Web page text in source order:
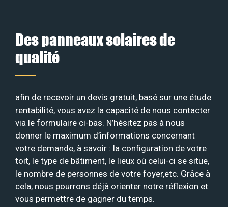
Des panneaux solaires de
qualité
afin de recevoir un devis gratuit, basé sur une étude
rentabilité, vous avez la capacité de nous contacter
via le formulaire ci-bas. N’hésitez pas à nous
donner le maximum d’informations concernant
votre demande, à savoir : la configuration de votre
toit, le type de bâtiment, le lieux où celui-ci se situe,
le nombre de personnes de votre foyer,etc. Grâce à
cela, nous pourrons déjà orienter notre réflexion et
vous permettre de gagner du temps.